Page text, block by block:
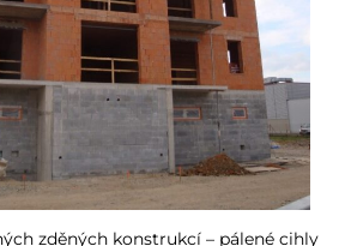
zděných konstrukcí – pálené cihly